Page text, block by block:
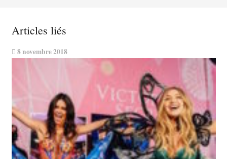
Articles liés
8 novembre 2018